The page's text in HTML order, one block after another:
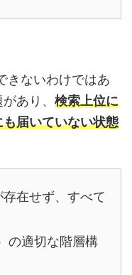
きないわけではあ
あり、 検索上位に
届いていない状態
在せず、すべて
の適切な階層構